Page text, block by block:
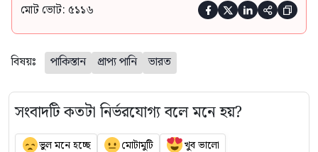
মোট ভোট: ৫১১৬     
বিষয়ঃ পাকিস্তান প্রাপ্য পানি ভারত
সংবাদটি কতটা নির্ভরযোগ্য বলে মনে হয়?
ভুল মনে হচ্ছে মোটামুটি খুব ভালো